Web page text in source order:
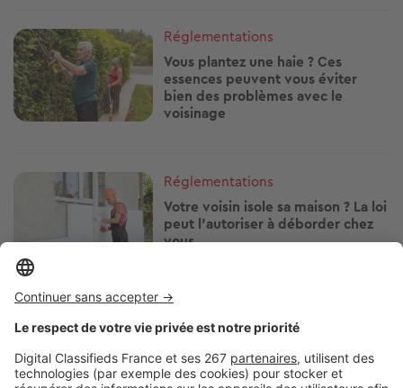
Image
Réglementations
Vous plantez une haie ? Ces
essences peuvent vous éviter
bien des problèmes avec le
voisinage
Réglementations
Votre voisin isole sa maison ? La loi
peut l'autoriser à déborder chez
vous
Image
Télétravailler depuis votre
location de vacances : ce que vous
avez le droit de faire